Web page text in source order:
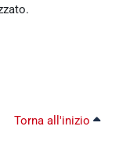
Torna all'inizio